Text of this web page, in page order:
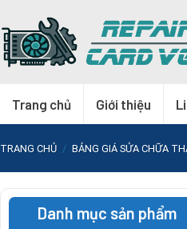
Trang chủ Giới thiệu
TRANG CHỦ / BẢNG GIÁ SỬA CHỮA
Danh mục sản phẩm